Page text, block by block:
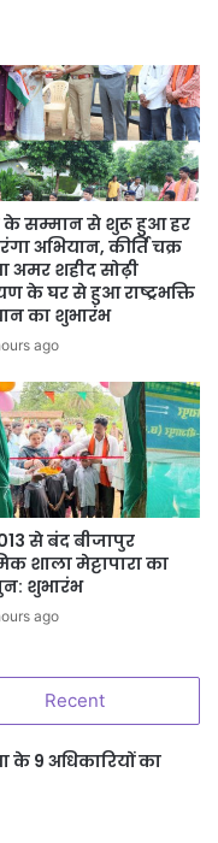
के सम्मान से शुरू हुआ हर
अभियान, कीर्ति चक्र
अमर शहीद सोढ़ी
के घर से हुआ राष्ट्रभक्ति
का शुभारंभ
ago
से बंद बीजापुर
शाला मेट्टापारा का
शुभारंभ
ago
Recent
के 9 अधिकारियों का